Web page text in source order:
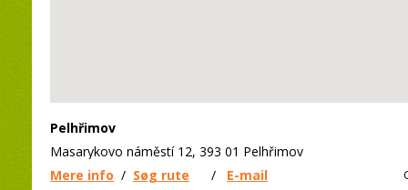
Pelhřimov
Masarykovo náměstí 12, 393 01 Pelhřimov
Mere info / Søg rute / E-mail